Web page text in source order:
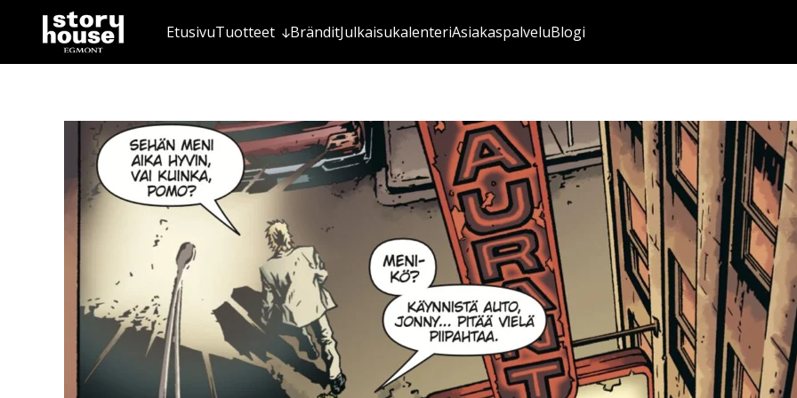
EtusivuTuotteet BränditJulkaisukalenteriAsiakaspalveluBlogi